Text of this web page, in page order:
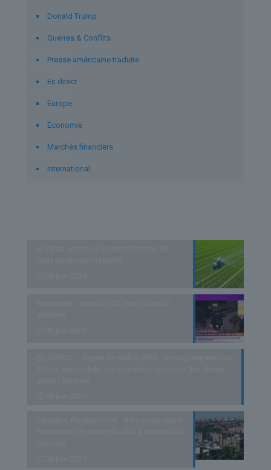
Donald Trump
Guerres & Conflits
Presse américaine traduite
En direct
Europe
Économie
Marchés financiers
International